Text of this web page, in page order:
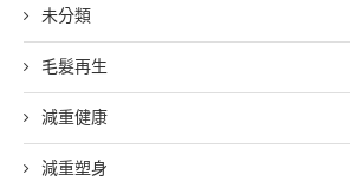
未分類
毛髮再生
減重健康
減重塑身